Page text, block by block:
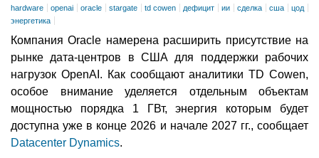
hardware openai oracle stargate td cowen дефицит ии сделка сша
цод
энергетика
Компания Oracle намерена расширить присутствие на
рынке дата-центров в США для поддержки рабочих
нагрузок OpenAI. Как сообщают аналитики TD Cowen,
особое внимание уделяется отдельным объектам
мощностью порядка 1 ГВт, энергия которым будет
доступна уже в конце 2026 и начале 2027 гг., сообщает
Datacenter Dynamics.